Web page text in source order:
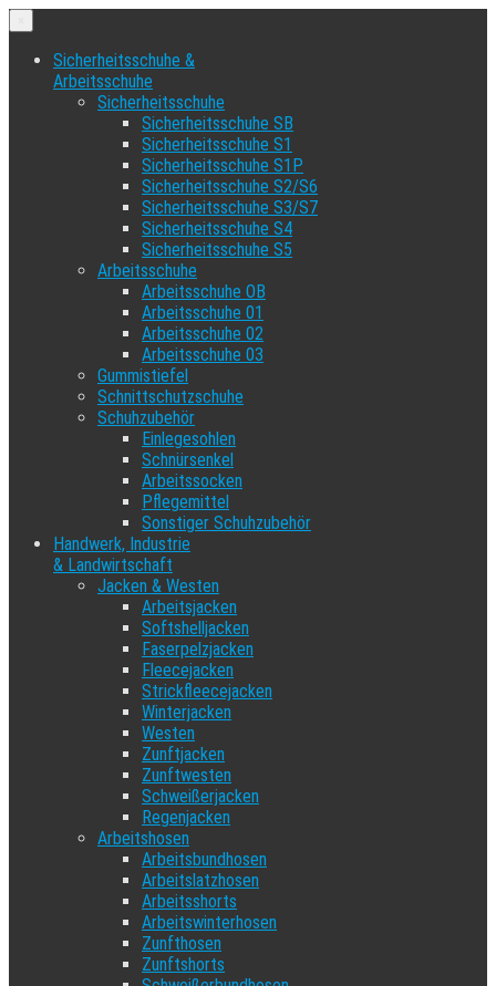
Sicherheitsschuhe &
Arbeitsschuhe
Sicherheitsschuhe
Sicherheitsschuhe SB
Sicherheitsschuhe S1
Sicherheitsschuhe S1P
Sicherheitsschuhe S2/S6
Sicherheitsschuhe S3/S7
Sicherheitsschuhe S4
Sicherheitsschuhe S5
Arbeitsschuhe
Arbeitsschuhe OB
Arbeitsschuhe 01
Arbeitsschuhe 02
Arbeitsschuhe 03
Gummistiefel
Schnittschutzschuhe
Schuhzubehör
Einlegesohlen
Schnürsenkel
Arbeitssocken
Pflegemittel
Sonstiger Schuhzubehör
Handwerk, Industrie
& Landwirtschaft
Jacken & Westen
Arbeitsjacken
Softshelljacken
Faserpelzjacken
Fleecejacken
Strickfleecejacken
Winterjacken
Westen
Zunftjacken
Zunftwesten
Schweißerjacken
Regenjacken
Arbeitshosen
Arbeitsbundhosen
Arbeitslatzhosen
Arbeitsshorts
Arbeitswinterhosen
Zunfthosen
Zunftshorts